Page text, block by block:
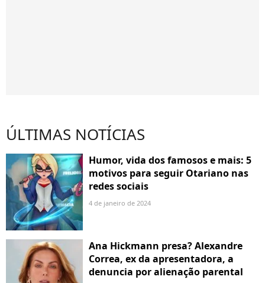
ÚLTIMAS NOTÍCIAS
Humor, vida dos famosos e mais: 5
motivos para seguir Otariano nas
redes sociais
4 de janeiro de 2024
Ana Hickmann presa? Alexandre
Correa, ex da apresentadora, a
denuncia por alienação parental